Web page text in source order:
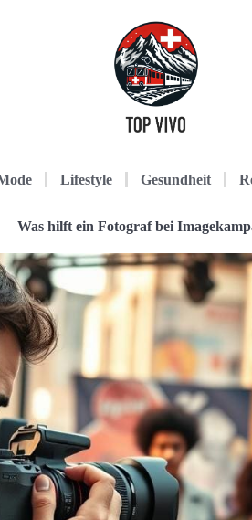
Lifestyle Gesundheit
Was hilft ein Fotograf bei